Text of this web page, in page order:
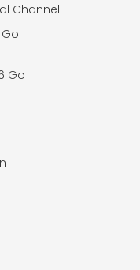
Channel
Go